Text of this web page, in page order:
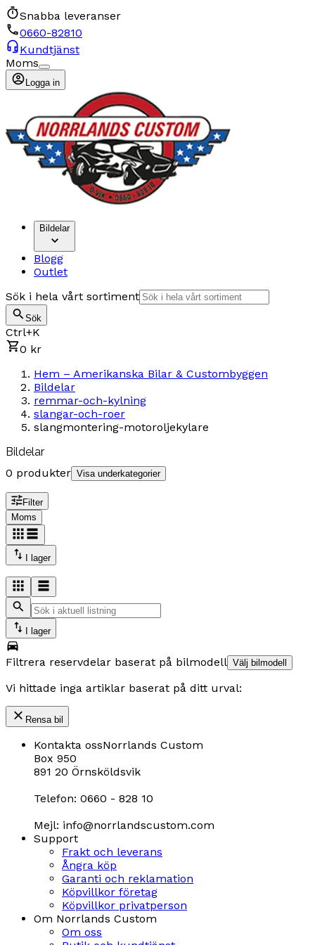
Snabba leveranser
0660-82810
Kundtjänst
Moms
Logga in
Bildelar
Blogg
Outlet
Sök i hela vårt sortiment
Sök
Ctrl+K
0 kr
Hem – Amerikanska Bilar & Custombyggen
Bildelar
remmar-och-kylning
slangar-och-roer
slangmontering-motoroljekylare
Bildelar
0 produkter Visa underkategorier
Filter
Moms
I lager
I lager
Filtrera reservdelar baserat på bilmodell Välj bilmodell
Vi hittade inga artiklar baserat på ditt urval:
Rensa bil
Kontakta ossNorrlands Custom
Box 950
891 20 Örnsköldsvik
Telefon: 0660 - 828 10
Mejl: info@norrlandscustom.com
Support
Frakt och leverans
Ångra köp
Garanti och reklamation
Köpvillkor företag
Köpvillkor privatperson
Om Norrlands Custom
Om oss